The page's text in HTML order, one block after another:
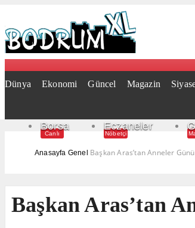
Dünya Ekonomi Güncel Magazin
Borsa
Canlı
Eczaneler
Nöbetçi
Anasayfa Genel Başkan Aras’tan Anneler
Başkan Aras’tan